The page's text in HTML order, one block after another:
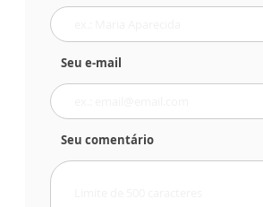
Seu e-mail
Seu comentário